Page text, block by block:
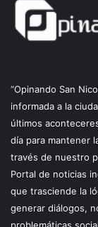
“Opinando San
informada a la
últimos
día para mantener
través de nuestro
Portal de noticias
que trasciende la
generar diálogos,